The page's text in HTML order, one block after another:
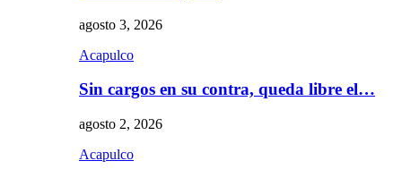
agosto 3, 2026
Acapulco
Sin cargos en su contra, queda libre el…
agosto 2, 2026
Acapulco